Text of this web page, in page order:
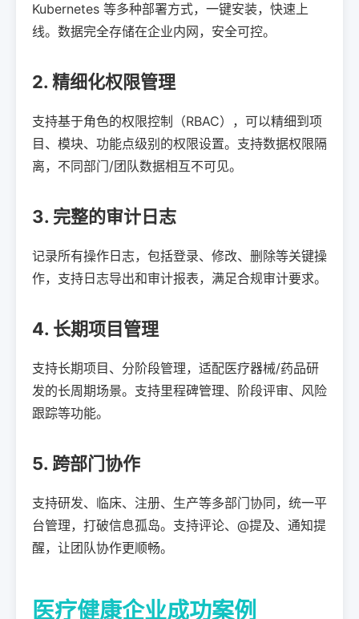
Kubernetes 等多种部署方式，一键安装，快速上
线。数据完全存储在企业内网，安全可控。
2. 精细化权限管理
支持基于角色的权限控制（RBAC），可以精细到项
目、模块、功能点级别的权限设置。支持数据权限隔
离，不同部门/团队数据相互不可见。
3. 完整的审计日志
记录所有操作日志，包括登录、修改、删除等关键操
作，支持日志导出和审计报表，满足合规审计要求。
4. 长期项目管理
支持长期项目、分阶段管理，适配医疗器械/药品研
发的长周期场景。支持里程碑管理、阶段评审、风险
跟踪等功能。
5. 跨部门协作
支持研发、临床、注册、生产等多部门协同，统一平
台管理，打破信息孤岛。支持评论、@提及、通知提
醒，让团队协作更顺畅。
医疗健康企业成功案例